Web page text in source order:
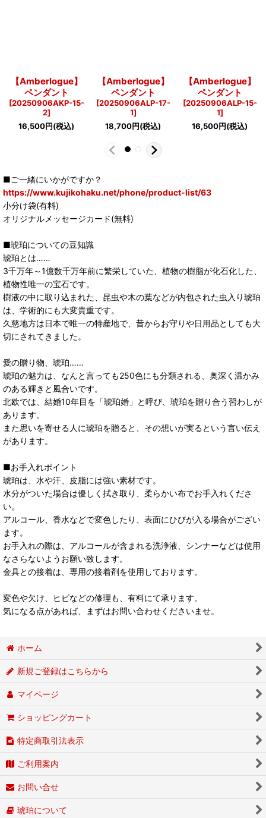
【Amberlogue】
ペンダント
[20250906AKP-15-
2]
16,500円(税込)
【Amberlogue】
ペンダント
[20250906ALP-17-
1]
18,700円(税込)
【Amberlogue】
ペンダント
[20250906ALP-15-
1]
16,500円(税込)
■ご一緒にいかがですか？
https://www.kujikohaku.net/phone/product-list/63
小分け袋(有料)
オリジナルメッセージカード(無料)
■琥珀についての豆知識
琥珀とは……
3千万年～1億数千万年前に繁栄していた、植物の樹脂が化石化した、
植物性唯一の宝石です。
樹液の中に取り込まれた、昆虫や木の葉などが内包された虫入り琥珀
は、学術的にも大変貴重です。
久慈地方は日本で唯一の特産地で、昔からお守りや日用品としても大
切にされてきました。
愛の贈り物、琥珀……
琥珀の魅力は、なんと言っても250色にも分類される、奥深く温かみ
のある輝きと風合いです。
北欧では、結婚10年目を「琥珀婚」と呼び、琥珀を贈り合う習わしが
あります。
また思いを寄せる人に琥珀を贈ると、その想いが実るという言い伝え
があります。
■お手入れポイント
琥珀は、水や汗、皮脂には強い素材です。
水分がついた場合は優しく拭き取り、柔らかい布でお手入れくださ
い。
アルコール、香水などで変色したり、表面にひびが入る場合がござい
ます。
お手入れの際は、アルコールが含まれる洗浄液、シンナーなどは使用
なさらないようお願い致します。
金具との接着は、専用の接着剤を使用しております。
変色や欠け、ヒビなどの修理も、有料にて承ります。
気になる点があれば、まずはお問い合わせくださいませ。
ホーム
新規ご登録はこちらから
マイページ
ショッピングカート
特定商取引法表示
ご利用案内
お問い合せ
琥珀について